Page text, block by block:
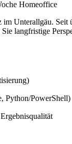
Homeoffice
Unterallgäu.
langfristige
Python/PowerShell)